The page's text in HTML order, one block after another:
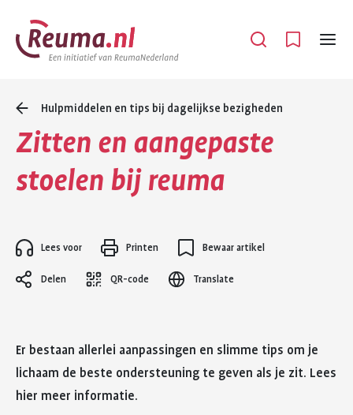
Spring
naar
hoofdinhoud
Spring
naar
footer
Open
Menu
Hulpmiddelen en tips bij dagelijkse bezigheden
Zitten en aangepaste
stoelen bij reuma
Lees voor Printen Bewaar artikel
Delen QR-code Translate
Er bestaan allerlei aanpassingen en slimme tips om je
lichaam de beste ondersteuning te geven als je zit. Lees
hier meer informatie.